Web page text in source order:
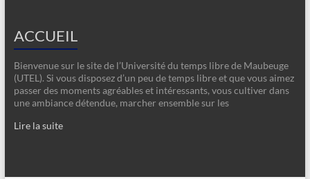
ACCUEIL
Bienvenue sur le site de l’Université du temps libre de Maubeuge
(UTEL). Si vous disposez d’un peu de temps libre et que vous aimez
passer des moments agréables et intéressants, vous cultiver dans
une ambiance détendue, marcher ensemble sur les
Lire la suite